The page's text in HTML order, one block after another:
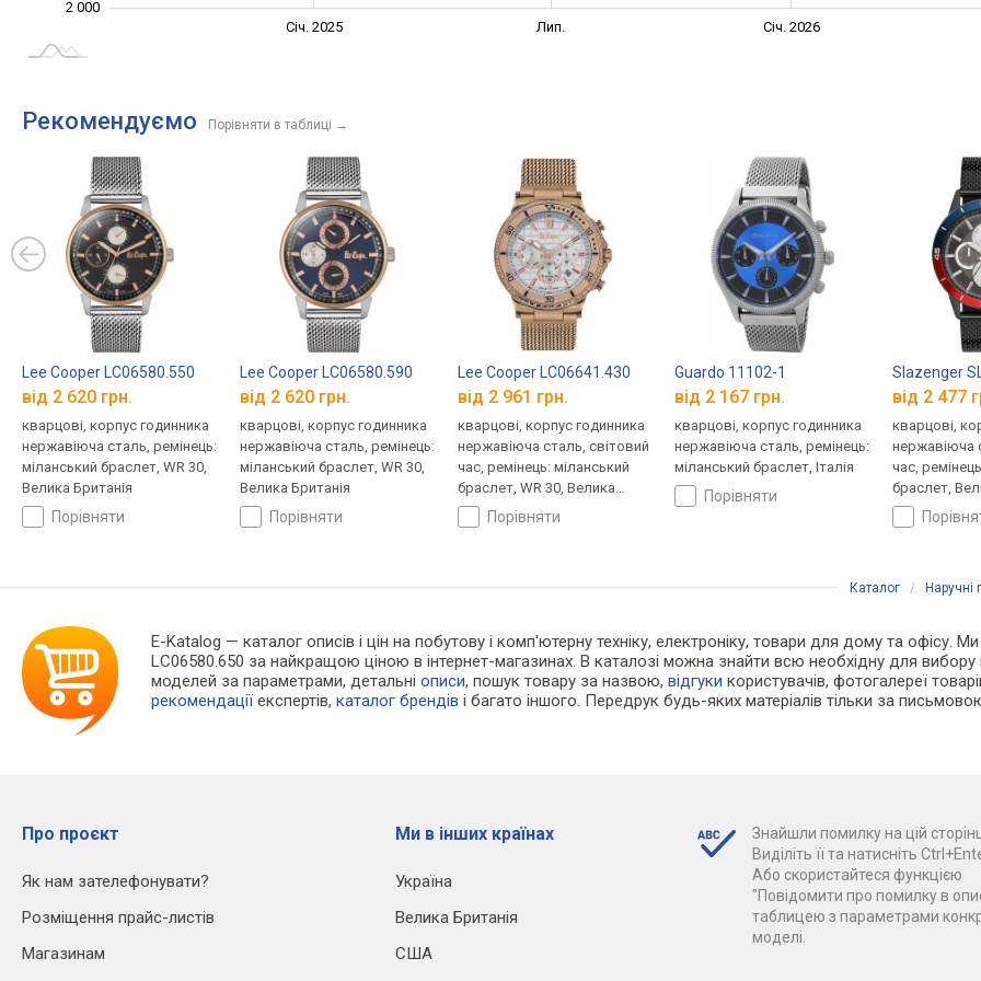
2 000
Січ. 2025 Лип. Січ. 2026
Рекомендуємо Порівняти в таблиці →
Lee Cooper LC06580.550
від 2 620 грн.
кварцові, корпус годинника
нержавіюча сталь, ремінець:
міланський браслет, WR 30,
Велика Британія
порівняти
Lee Cooper LC06580.590
від 2 620 грн.
кварцові, корпус годинника
нержавіюча сталь, ремінець:
міланський браслет, WR 30,
Велика Британія
порівняти
Lee Cooper LC06641.430
від 2 961 грн.
кварцові, корпус годинника
нержавіюча сталь, світовий
час, ремінець: міланський
браслет, WR 30, Велика
Британіяпорівняти
Guardo 11102-1
від 2 167 грн.
кварцові, корпус годинника
нержавіюча сталь, ремінець:
міланський браслет, Італія
порівняти
Slazenger
від 2 477
кварцові,
нержавіюча
час,
браслет,
Каталог / Наручні
E-Katalog — каталог описів і цін на побутову і комп'ютерну техніку, електроніку, товари для дому та офісу.
LC06580.650 за найкращою ціною в інтернет-магазинах. В каталозі можна знайти всю необхідну для
моделей за параметрами, детальніописи, пошук товару за назвою,відгуки користувачів, фотогалереї
рекомендації експертів,каталог брендів і багато іншого. Передрук будь-яких матеріалів тільки за
Про проєкт
Як нам зателефонувати?
Розміщення прайс-листів
Магазинам
Ми в інших країнах
Україна
Велика Британія
США
Знайшли помилку на цій
Виділіть її та натисніть
Або скористайтеся функцією
"Повідомити про помилку в
таблицею з параметрами
моделі.